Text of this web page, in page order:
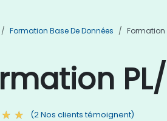
Formation Base De Données Formation
(2 Nos clients témoignent)